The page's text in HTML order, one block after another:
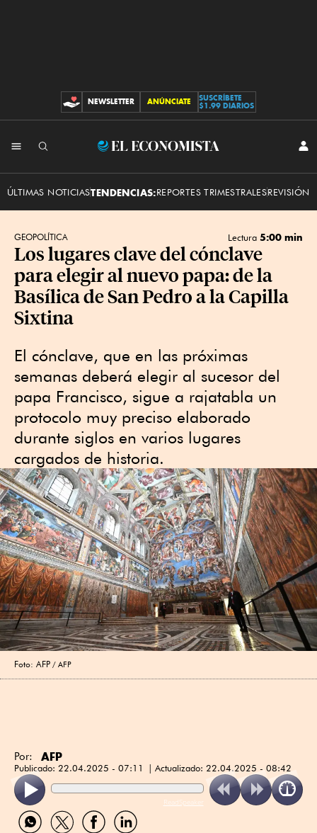
CONTRIBUCIONES
NEWSLETTER ANÚNCIATE
SUSCRÍBETE
$1.99 DIARIOS
El
ÚLTIMAS NOTICIASTENDENCIAS:REPORTES TRIMESTRALESREVISIÓN
GEOPOLÍTICA Lectura 5:00 min
Los lugares clave del cónclave
para elegir al nuevo papa: de la
Basílica de San Pedro a la Capilla
Sixtina
El cónclave, que en las próximas
semanas deberá elegir al sucesor del
papa Francisco, sigue a rajatabla un
protocolo muy preciso elaborado
durante siglos en varios lugares
cargados de historia.
Foto: AFP AFP
Por: AFP
Publicado: 22.04.2025 - 07:11 Actualizado: 22.04.2025 - 08:42
ReadSpeaker
Compartir
por
Compartir
por
Compartir
por
Compartir
por